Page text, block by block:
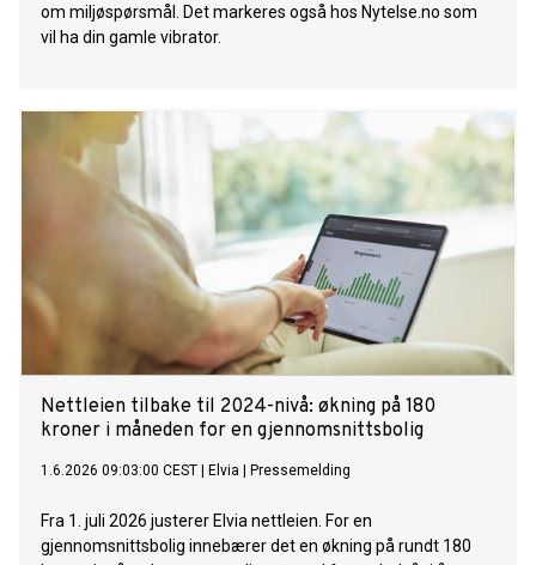
om miljøspørsmål. Det markeres også hos Nytelse.no som
vil ha din gamle vibrator.
Nettleien tilbake til 2024-nivå: økning på 180
kroner i måneden for en gjennomsnittsbolig
1.6.2026 09:03:00 CEST Elvia Pressemelding
Fra 1. juli 2026 justerer Elvia nettleien. For en
gjennomsnittsbolig innebærer det en økning på rundt 180